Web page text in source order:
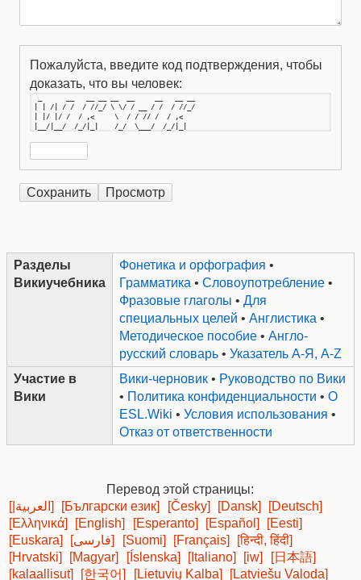
Пожалуйста, введите код подтверждения, чтобы
доказать, что вы человек:
| | /| / /  / //_/ \ \/ / __ / /  / //_/
| |/ |/ /  / ,<     \  / / // /  / ,<
|__/|__/  /_/|_|    /_/  \___/  /_/|_|
Разделы
Викиучебника
Фонетика и орфография •
Грамматика • Словоупотребление •
Фразовые глаголы • Для
специальных целей • Англистика •
Методическое пособие • Англо-
русский словарь • Указатель А-Я, A-Z
Участие в
Вики
Вики-черновик • Руководство по Вики
• Политика конфиденциальности • О
ESL.Wiki • Условия использования •
Отказ от ответственности
Перевод этой страницы:
[|العربية]
[Български език] [Česky] [Dansk]
[Deutsch]
[Ελληνικά]
[English] [Esperanto] [Español]
[Eesti]
[Euskara]
[فارسی] [Suomi] [Français]
[हिन्दी, हिंदी]
[Hrvatski]
[Magyar] [Íslenska] [Italiano] [iw]
[日本語]
[kalaallisut]
[한국어] [Lietuvių Kalba] [Latviešu Valoda]